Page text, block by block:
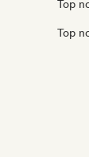
Top
Top